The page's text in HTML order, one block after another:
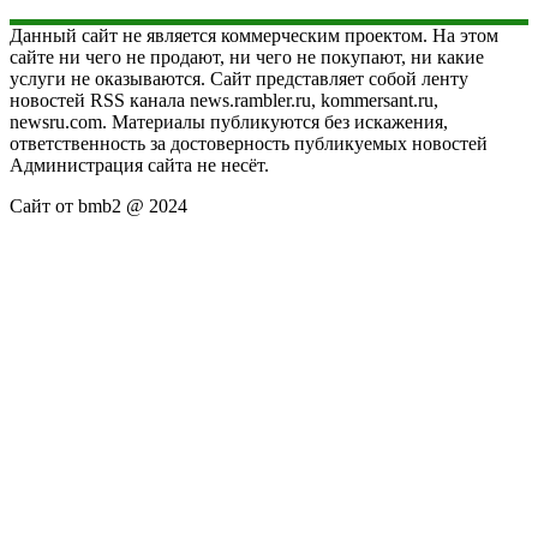
Данный сайт не является коммерческим проектом. На этом
сайте ни чего не продают, ни чего не покупают, ни какие
услуги не оказываются. Сайт представляет собой ленту
новостей RSS канала news.rambler.ru, kommersant.ru,
newsru.com. Материалы публикуются без искажения,
ответственность за достоверность публикуемых новостей
Администрация сайта не несёт.
Сайт от bmb2 @ 2024